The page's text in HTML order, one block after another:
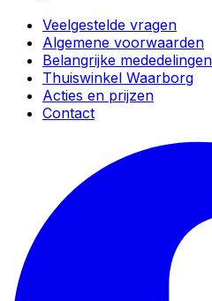
Veelgestelde vragen
Algemene voorwaarden
Belangrijke mededelingen
Thuiswinkel Waarborg
Acties en prijzen
Contact